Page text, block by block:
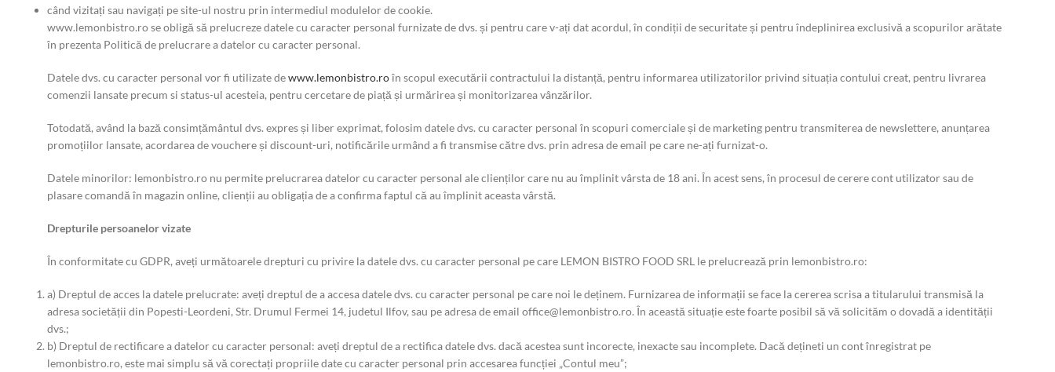
când vizitați sau navigați pe site-ul nostru prin intermediul modulelor de cookie.
www.lemonbistro.ro se obligă să prelucreze datele cu caracter personal furnizate de dvs. și pentru care v-ați dat acordul, în condiții de securitate și pentru îndeplinirea exclusivă a scopurilor arătate
în prezenta Politică de prelucrare a datelor cu caracter personal.
Datele dvs. cu caracter personal vor fi utilizate dewww.lemonbistro.roîn scopul executării contractului la distanță, pentru informarea utilizatorilor privind situația contului creat, pentru livrarea
comenzii lansate precum si status-ul acesteia, pentru cercetare de piață și urmărirea și monitorizarea vânzărilor.
Totodată, având la bază consimțământul dvs. expres și liber exprimat, folosim datele dvs. cu caracter personal în scopuri comerciale și de marketing pentru transmiterea de newslettere, anunțarea
promoțiilor lansate, acordarea de vouchere și discount-uri, notificările urmând a fi transmise către dvs. prin adresa de email pe care ne-ați furnizat-o.
Datele minorilor: lemonbistro.ro nu permite prelucrarea datelor cu caracter personal ale clienților care nu au împlinit vârsta de 18 ani. În acest sens, în procesul de cerere cont utilizator sau de
plasare comandă în magazin online, clienții au obligația de a confirma faptul că au împlinit aceasta vârstă.
Drepturile persoanelor vizate
În conformitate cu GDPR, aveți următoarele drepturi cu privire la datele dvs. cu caracter personal pe care LEMON BISTRO FOOD SRL le prelucrează prin lemonbistro.ro:
a) Dreptul de acces la datele prelucrate: aveți dreptul de a accesa datele dvs. cu caracter personal pe care noi le deținem. Furnizarea de informații se face la cererea scrisa a titularului transmisă la
adresa societății din Popesti-Leordeni, Str. Drumul Fermei 14, judetul Ilfov, sau pe adresa de email office@lemonbistro.ro. În această situație este foarte posibil să vă solicităm o dovadă a identității
dvs.;
b) Dreptul de rectificare a datelor cu caracter personal: aveți dreptul de a rectifica datele dvs. dacă acestea sunt incorecte, inexacte sau incomplete. Dacă dețineti un cont înregistrat pe
lemonbistro.ro, este mai simplu să vă corectați propriile date cu caracter personal prin accesarea funcției „Contul meu”;